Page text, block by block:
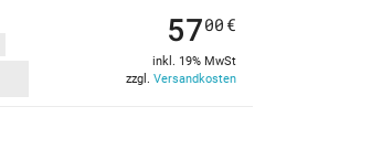
5700 €
inkl. 19% MwSt
zzgl. Versandkosten